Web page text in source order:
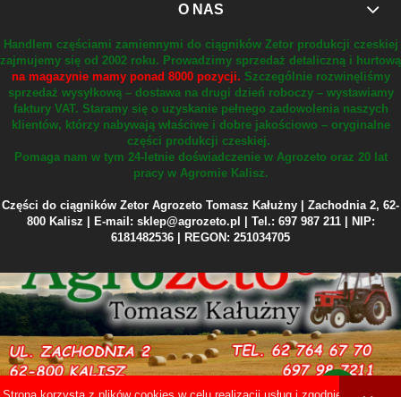
O NAS
Handlem częściami zamiennymi do ciągników Zetor produkcji czeskiej
zajmujemy się od 2002 roku. Prowadzimy sprzedaż detaliczną i hurtową
na magazynie mamy ponad 8000 pozycji. Szczególnie rozwinęliśmy
sprzedaż wysyłkową – dostawa na drugi dzień roboczy – wystawiamy
faktury VAT. Staramy się o uzyskanie pełnego zadowolenia naszych
klientów, którzy nabywają właściwe i dobre jakościowo – oryginalne
części produkcji czeskiej.
Pomaga nam w tym 24-letnie doświadczenie w Agrozeto oraz 20 lat
pracy w Agromie Kalisz.
Części do ciągników Zetor Agrozeto Tomasz Kałużny | Zachodnia 2, 62-
800 Kalisz | E-mail: sklep@agrozeto.pl | Tel.: 697 987 211 | NIP:
6181482536 | REGON: 251034705